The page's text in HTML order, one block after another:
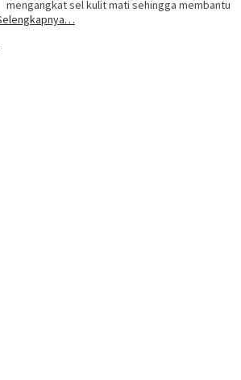
mengangkat sel kulit mati sehingga membantu